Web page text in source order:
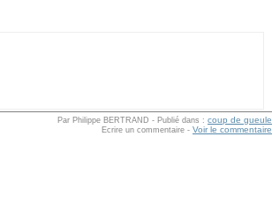
Par Philippe BERTRAND - Publié dans : coup de gueule
Ecrire un commentaire - Voir le commentaire